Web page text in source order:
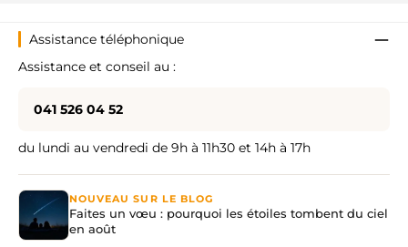
Assistance téléphonique
Assistance et conseil au :
041 526 04 52
du lundi au vendredi de 9h à 11h30 et 14h à 17h
NOUVEAU SUR LE BLOG
Faites un vœu : pourquoi les étoiles tombent du ciel
en août